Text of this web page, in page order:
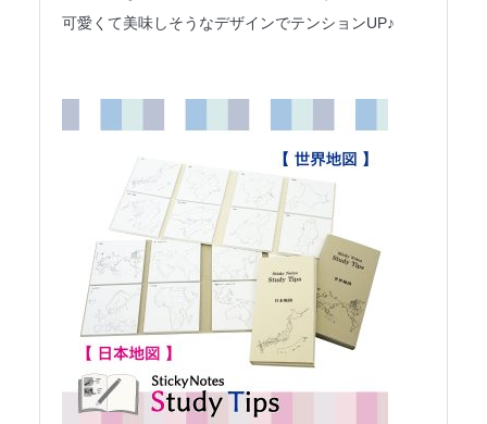
可愛くて美味しそうなデザインでテンションUP♪